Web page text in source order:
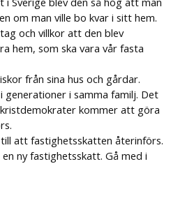
om man ville bo kvar i sitt hem.
och villkor att den blev
hem, som ska vara vår fasta
från sina hus och gårdar.
generationer i samma familj. Det
kommer att göra
att fastighetsskatten återinförs.
ny fastighetsskatt. Gå med i